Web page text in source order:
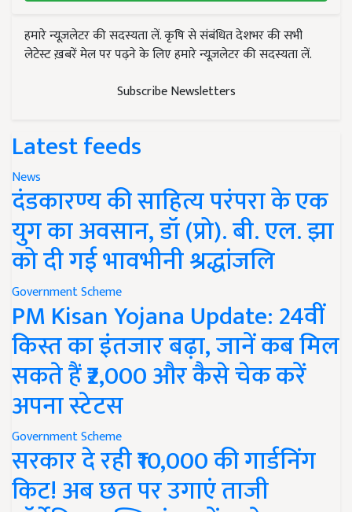
हमारे न्यूज़लेटर की सदस्यता लें. कृषि से संबंधित देशभर की सभी
लेटेस्ट ख़बरें मेल पर पढ़ने के लिए हमारे न्यूज़लेटर की सदस्यता लें.
Subscribe Newsletters
Latest feeds
News
दंडकारण्य की साहित्य परंपरा के एक
युग का अवसान, डॉ (प्रो). बी. एल. झा
को दी गई भावभीनी श्रद्धांजलि
Government Scheme
PM Kisan Yojana Update: 24वीं
किस्त का इंतजार बढ़ा, जानें कब मिल
सकते हैं ₹2,000 और कैसे चेक करें
अपना स्टेटस
Government Scheme
सरकार दे रही ₹10,000 की गार्डनिंग
किट! अब छत पर उगाएं ताजी